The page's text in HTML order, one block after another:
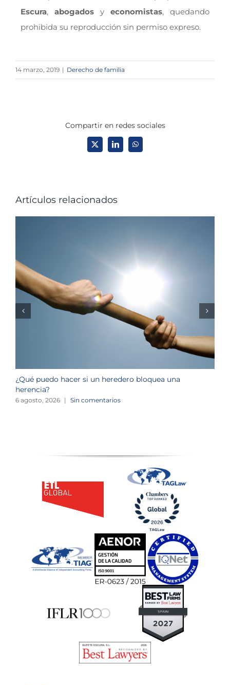
Escura, abogados y economistas, quedando
prohibida su reproducción sin permiso expreso.
14 marzo, 2019 | Derecho de familia
Compartir en redes sociales
X LinkedInWhatsApp
Artículos relacionados
¿Qué puedo hacer si un heredero bloquea una
herencia?
6 agosto, 2026 | Sin comentarios